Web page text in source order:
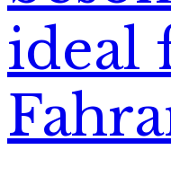
ideal